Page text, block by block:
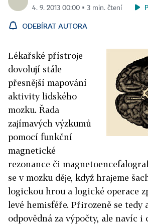
4. 9. 2013 00:00 ▪ 3 min. čtení
ODEBÍRAT AUTORA
Lékařské přístroje
dovolují stále
přesnější mapování
aktivity lidského
mozku. Řada
zajímavých výzkumů
pomocí funkční
magnetické
rezonance či
se v mozku děje, když hrajeme
logickou hrou a logické operace
levé hemisféře. Přirozeně se
odpovědná za výpočty, ale navíc i